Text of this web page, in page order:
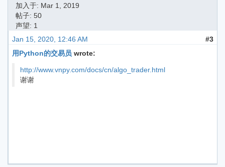
加入于: Mar 1, 2019
帖子: 50
声望: 1
Jan 15, 2020, 12:46 AM
#3
用Python的交易员 wrote:
http://www.vnpy.com/docs/cn/algo_trader.html
谢谢